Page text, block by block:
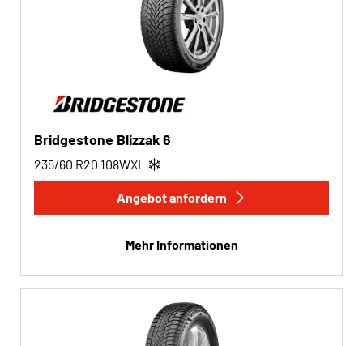
Bridgestone Blizzak 6
235/60 R20 108WXL
Angebot anfordern
Mehr Informationen